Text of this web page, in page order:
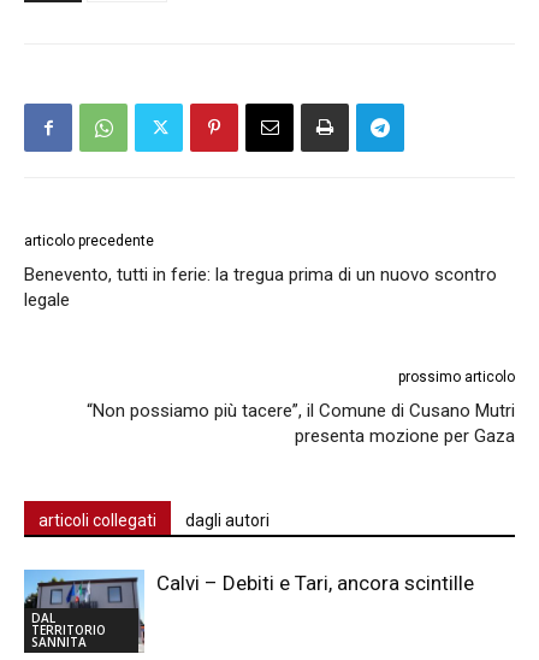
articolo precedente
Benevento, tutti in ferie: la tregua prima di un nuovo scontro
legale
prossimo articolo
“Non possiamo più tacere”, il Comune di Cusano Mutri
presenta mozione per Gaza
articoli collegati dagli autori
DAL
TERRITORIO
SANNITA
Calvi – Debiti e Tari, ancora scintille